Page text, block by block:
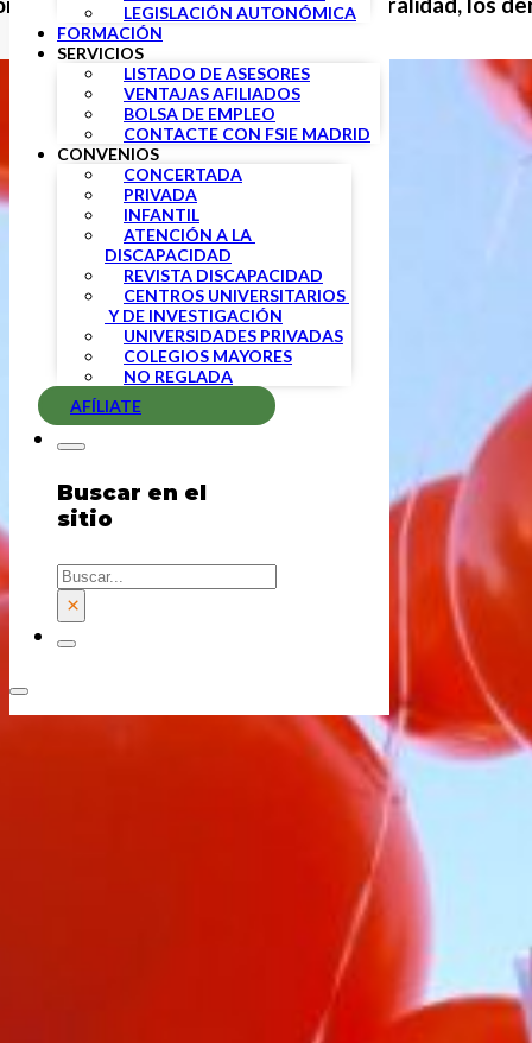
LEGISLACIÓN AUTONÓMICA
FORMACIÓN
SERVICIOS
LISTADO DE ASESORES
VENTAJAS AFILIADOS
BOLSA DE EMPLEO
CONTACTE CON FSIE MADRID
CONVENIOS
CONCERTADA
PRIVADA
INFANTIL
ATENCIÓN A LA
DISCAPACIDAD
REVISTA DISCAPACIDAD
CENTROS UNIVERSITARIOS
Y DE INVESTIGACIÓN
UNIVERSIDADES PRIVADAS
COLEGIOS MAYORES
NO REGLADA
AFÍLIATE
Buscar en el
sitio
Buscar
×